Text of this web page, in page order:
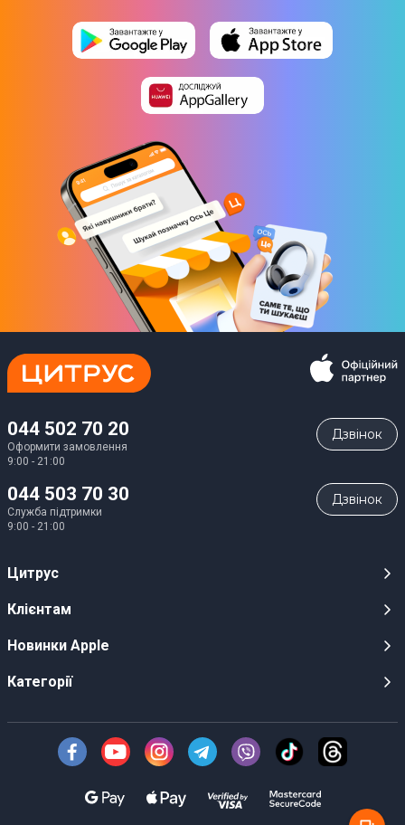
044 502 70 20
Оформити замовлення
9:00 - 21:00
Дзвiнок
044 503 70 30
Служба підтримки
9:00 - 21:00
Дзвiнок
Цитрус
Кар’єра
Оптовим клієнтам
Про Компанію
Безготівковий розрахунок
Клієнтам
Публічні оферти
Інструкції та прошивки
Доставка
Новинки Apple
iPhone 17
iPhone Air
Категорії
Техніка Apple
Смартфони
Техніка для кухні